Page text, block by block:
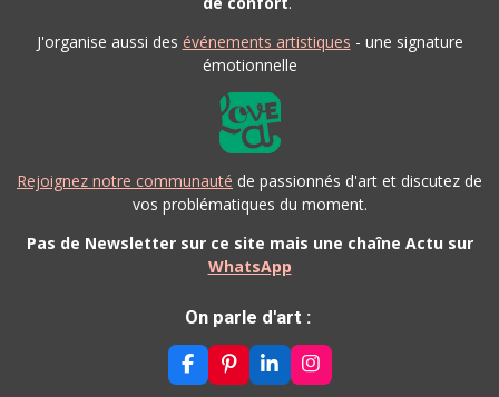
J'organise aussi des événements artistiques - une signature
émotionnelle
Rejoignez notre communauté de passionnés d'art et discutez de
vos problématiques du moment.
Pas de Newsletter sur ce site mais une chaîne Actu sur
WhatsApp
On parle d'art :
F
A
P
I
L
I
I
N